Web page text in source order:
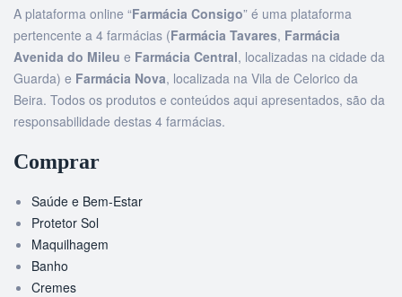
A plataforma online “Farmácia Consigo” é uma plataforma
pertencente a 4 farmácias (Farmácia Tavares, Farmácia
Avenida do Mileu e Farmácia Central, localizadas na cidade da
Guarda) e Farmácia Nova, localizada na Vila de Celorico da
Beira. Todos os produtos e conteúdos aqui apresentados, são da
responsabilidade destas 4 farmácias.
Comprar
Saúde e Bem-Estar
Protetor Sol
Maquilhagem
Banho
Cremes